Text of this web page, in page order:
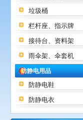
垃圾桶
栏杆座、指示牌
接待台、资料架
雨伞架、伞套机
防静电用品
防静电鞋
防静电衣